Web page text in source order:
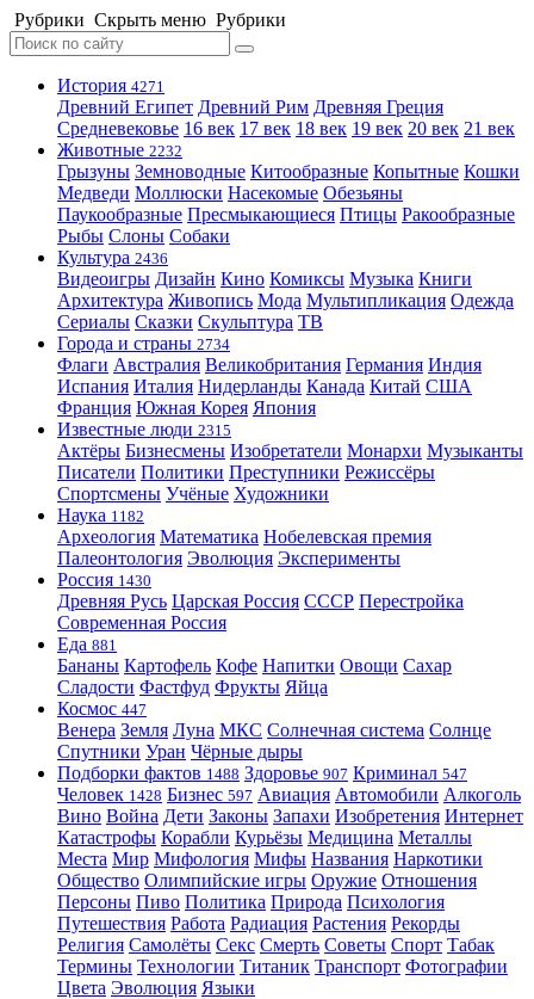
Рубрики Скрыть меню Рубрики
История 4271
Древний Египет Древний Рим Древняя Греция
Средневековье 16 век 17 век 18 век 19 век 20 век 21 век
Животные 2232
Грызуны Земноводные Китообразные Копытные Кошки
Медведи Моллюски Насекомые Обезьяны
Паукообразные Пресмыкающиеся Птицы Ракообразные
Рыбы Слоны Собаки
Культура 2436
Видеоигры Дизайн Кино Комиксы Музыка Книги
Архитектура Живопись Мода Мультипликация Одежда
Сериалы Сказки Скульптура ТВ
Города и страны 2734
Флаги Австралия Великобритания Германия Индия
Испания Италия Нидерланды Канада Китай США
Франция Южная Корея Япония
Известные люди 2315
Актёры Бизнесмены Изобретатели Монархи Музыканты
Писатели Политики Преступники Режиссёры
Спортсмены Учёные Художники
Наука 1182
Археология Математика Нобелевская премия
Палеонтология Эволюция Эксперименты
Россия 1430
Древняя Русь Царская Россия СССР Перестройка
Современная Россия
Еда 881
Бананы Картофель Кофе Напитки Овощи Сахар
Сладости Фастфуд Фрукты Яйца
Космос 447
Венера Земля Луна МКС Солнечная система Солнце
Спутники Уран Чёрные дыры
Подборки фактов 1488 Здоровье 907 Криминал 547
Человек 1428 Бизнес 597 Авиация Автомобили Алкоголь
Вино Война Дети Законы Запахи Изобретения Интернет
Катастрофы Корабли Курьёзы Медицина Металлы
Места Мир Мифология Мифы Названия Наркотики
Общество Олимпийские игры Оружие Отношения
Персоны Пиво Политика Природа Психология
Путешествия Работа Радиация Растения Рекорды
Религия Самолёты Секс Смерть Советы Спорт Табак
Термины Технологии Титаник Транспорт Фотографии
Цвета Эволюция Языки